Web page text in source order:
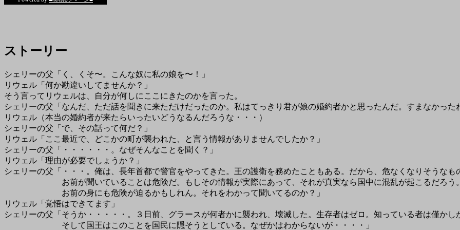
ストーリー
シェリーの父「く、くそ〜。こんな奴に私の娘を〜！」
リウェル「何か勘違いしてませんか？」
そう言ってリウェルは、自分が何しにここにきたのかを言った。
シェリーの父「なんだ、ただ話を聞きに来ただけだったのか。私はてっきり君が娘の婚約者かと思ったんだ。すまなかった
リウェル（本当の婚約者が来たらいったいどうなるんだろうな・・・）
シェリーの父「で、その話って何だ？」
リウェル「ここ最近で、どこかの町が襲われた、と言う情報がありませんでしたか？」
シェリーの父「・・・・・・。なぜそんなことを聞く？」
リウェル「理由が必要でしょうか？」
シェリーの父「・・・。俺は、長年首都で警官をやってきた。王の護衛を務めたこともある。だから、危なくなりそうなも
お前が聞いていることは危険だ。もしその情報が実際にあって、それが真実なら国中に混乱が起こるだろう。
お前の身にも危険が迫るかもしれん。それをわかって聞いてるのか？」
リウェル「覚悟はできてます」
シェリーの父「そうか・・・・・。３日前、グラースが何者かに襲われ、壊滅した。生存者はゼロ。知っている者は僅かし
そして国王はこのことを国民に隠そうとしている。なぜかはわからないが・・・・」